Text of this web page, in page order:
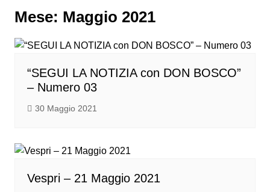
Mese: Maggio 2021
“SEGUI LA NOTIZIA con DON BOSCO”
– Numero 03
30 Maggio 2021
Vespri – 21 Maggio 2021